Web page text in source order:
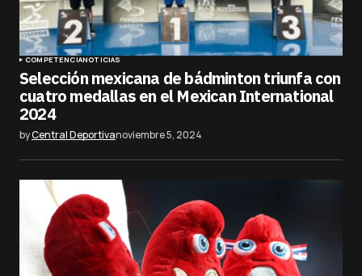
COMPETENCIANOTICIAS
Selección mexicana de bádminton triunfa con
cuatro medallas en el Mexican International
2024
byCentral Deportivanoviembre 5, 2024